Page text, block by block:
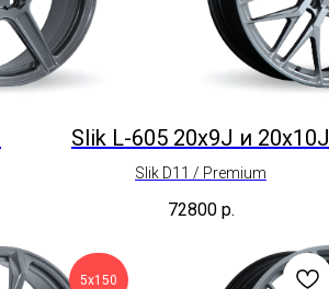
Slik L-605 20x9J и 20x10J
Slik D11 / Premium
72800 р.
5х150